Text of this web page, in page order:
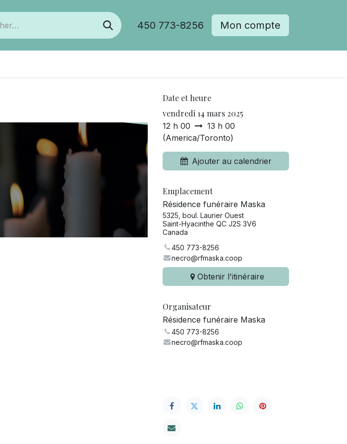
450 773-8256 Mon compte
Date et heure
vendredi 14 mars 2025
12 h 00
13 h 00
(America/Toronto)
Ajouter au calendrier
Emplacement
Résidence funéraire Maska
5325, boul. Laurier Ouest
Saint-Hyacinthe QC J2S 3V6
Canada
450 773-8256
necro@rfmaska.coop
Obtenir l'itinéraire
Organisateur
Résidence funéraire Maska
450 773-8256
necro@rfmaska.coop